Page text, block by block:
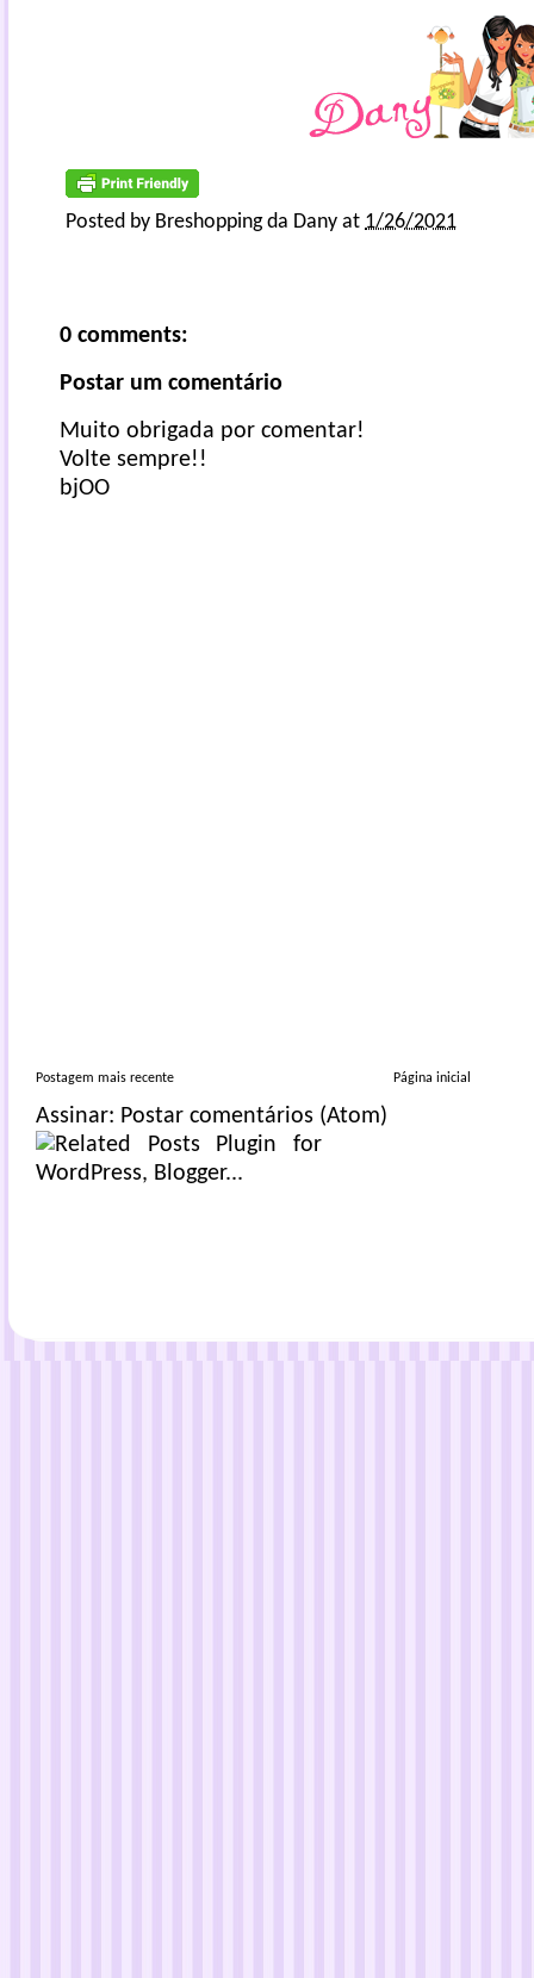
Posted by Breshopping da Dany at 1/26/2021
0 comments:
Postar um comentário
Muito obrigada por comentar!
Volte sempre!!
bjOO
Postagem mais recente Página inicial
Assinar: Postar comentários (Atom)